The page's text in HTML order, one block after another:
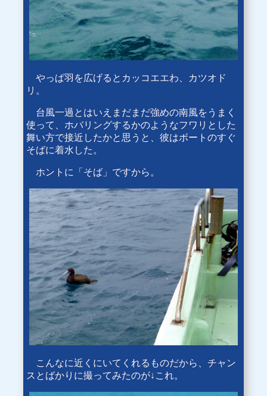
やっぱ羽を広げるとカッコエエわ、カツオド
リ。
台風一過とはいえまだまだ強めの南風をうまく
使って、ホバリングするかのようなフワリとした
舞い方で接近したかと思うと、彼はボートのすぐ
そばに着水した。
ホントに「そば」ですから。
こんなに近くにいてくれるものだから、チャン
スとばかりに撮ってみたのが↓これ。